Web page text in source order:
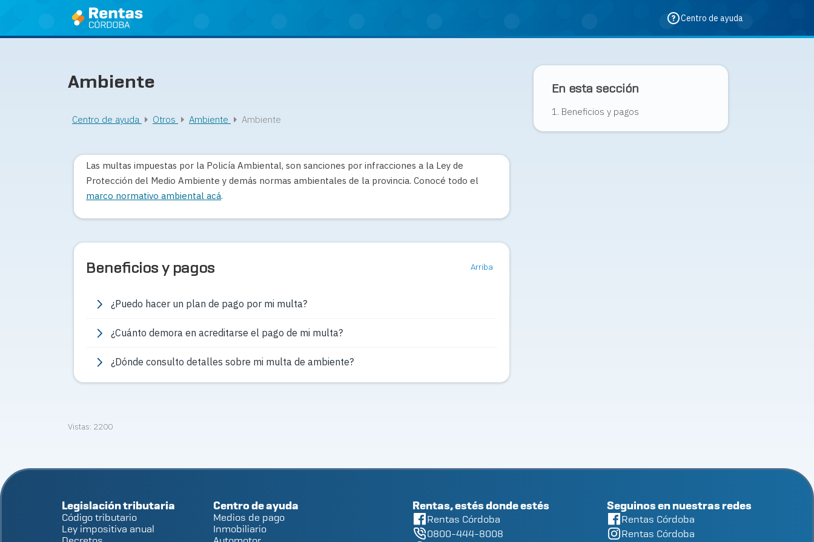
Centro de ayuda
Ambiente
Centro de ayuda Otros Ambiente Ambiente
Las multas impuestas por la Policía Ambiental, son sanciones por infracciones a la Ley de
Protección del Medio Ambiente y demás normas ambientales de la provincia. Conocé todo el
marco normativo ambiental acá.
Beneficios y pagos Arriba
¿Puedo hacer un plan de pago por mi multa?
¿Cuánto demora en acreditarse el pago de mi multa?
¿Dónde consulto detalles sobre mi multa de ambiente?
Vistas: 2200
En esta sección
1. Beneficios y pagos